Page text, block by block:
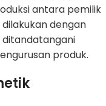
antara pemilik
dengan
ditandatangani
produk.